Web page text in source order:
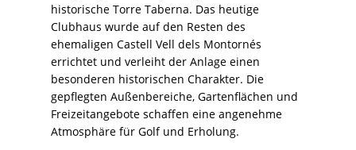
historische Torre Taberna. Das heutige
Clubhaus wurde auf den Resten des
ehemaligen Castell Vell dels Montornés
errichtet und verleiht der Anlage einen
besonderen historischen Charakter. Die
gepflegten Außenbereiche, Gartenflächen und
Freizeitangebote schaffen eine angenehme
Atmosphäre für Golf und Erholung.